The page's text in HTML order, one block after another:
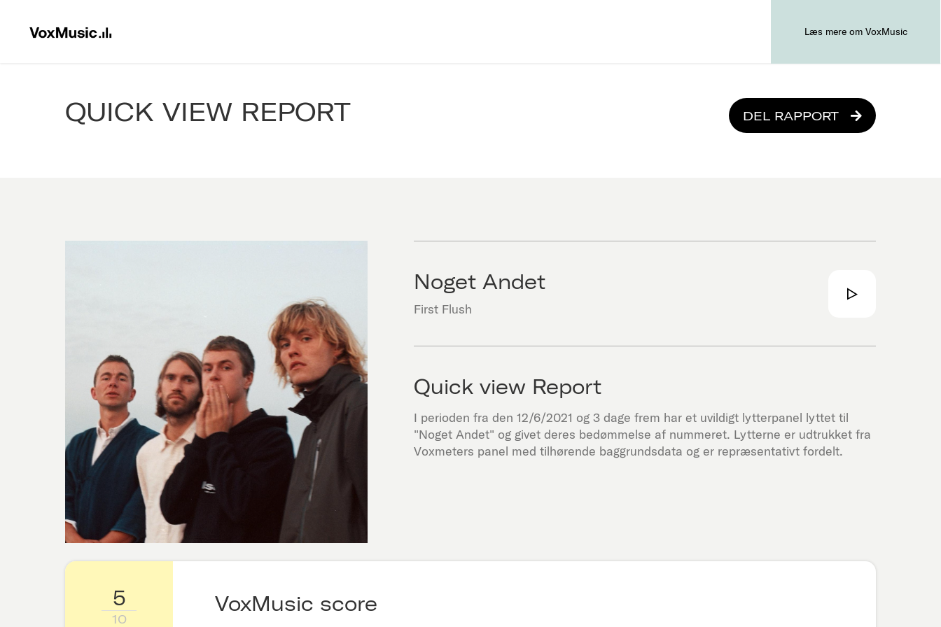
Læs mere om VoxMusic
QUICK VIEW REPORT DEL RAPPORT
Noget Andet
First Flush
Quick view Report
I perioden fra den 12/6/2021 og 3 dage frem har et uvildigt lytterpanel lyttet til
"Noget Andet" og givet deres bedømmelse af nummeret. Lytterne er udtrukket fra
Voxmeters panel med tilhørende baggrundsdata og er repræsentativt fordelt.
5
10
VoxMusic score